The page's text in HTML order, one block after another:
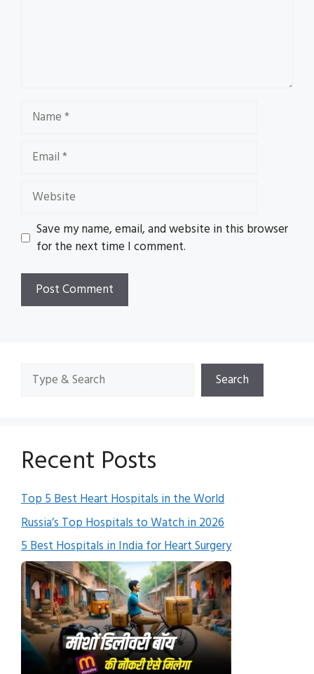
Name
Email
Website
Save my name, email, and website in this browser
for the next time I comment.
Search Search
Recent Posts
Top 5 Best Heart Hospitals in the World
Russia’s Top Hospitals to Watch in 2026
5 Best Hospitals in India for Heart Surgery